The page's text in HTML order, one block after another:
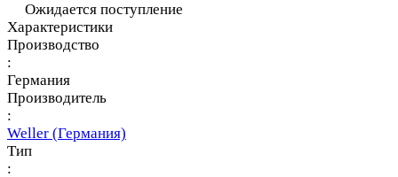
Ожидается поступление
Характеристики
Производство
:
Германия
Производитель
:
Weller (Германия)
Тип
: